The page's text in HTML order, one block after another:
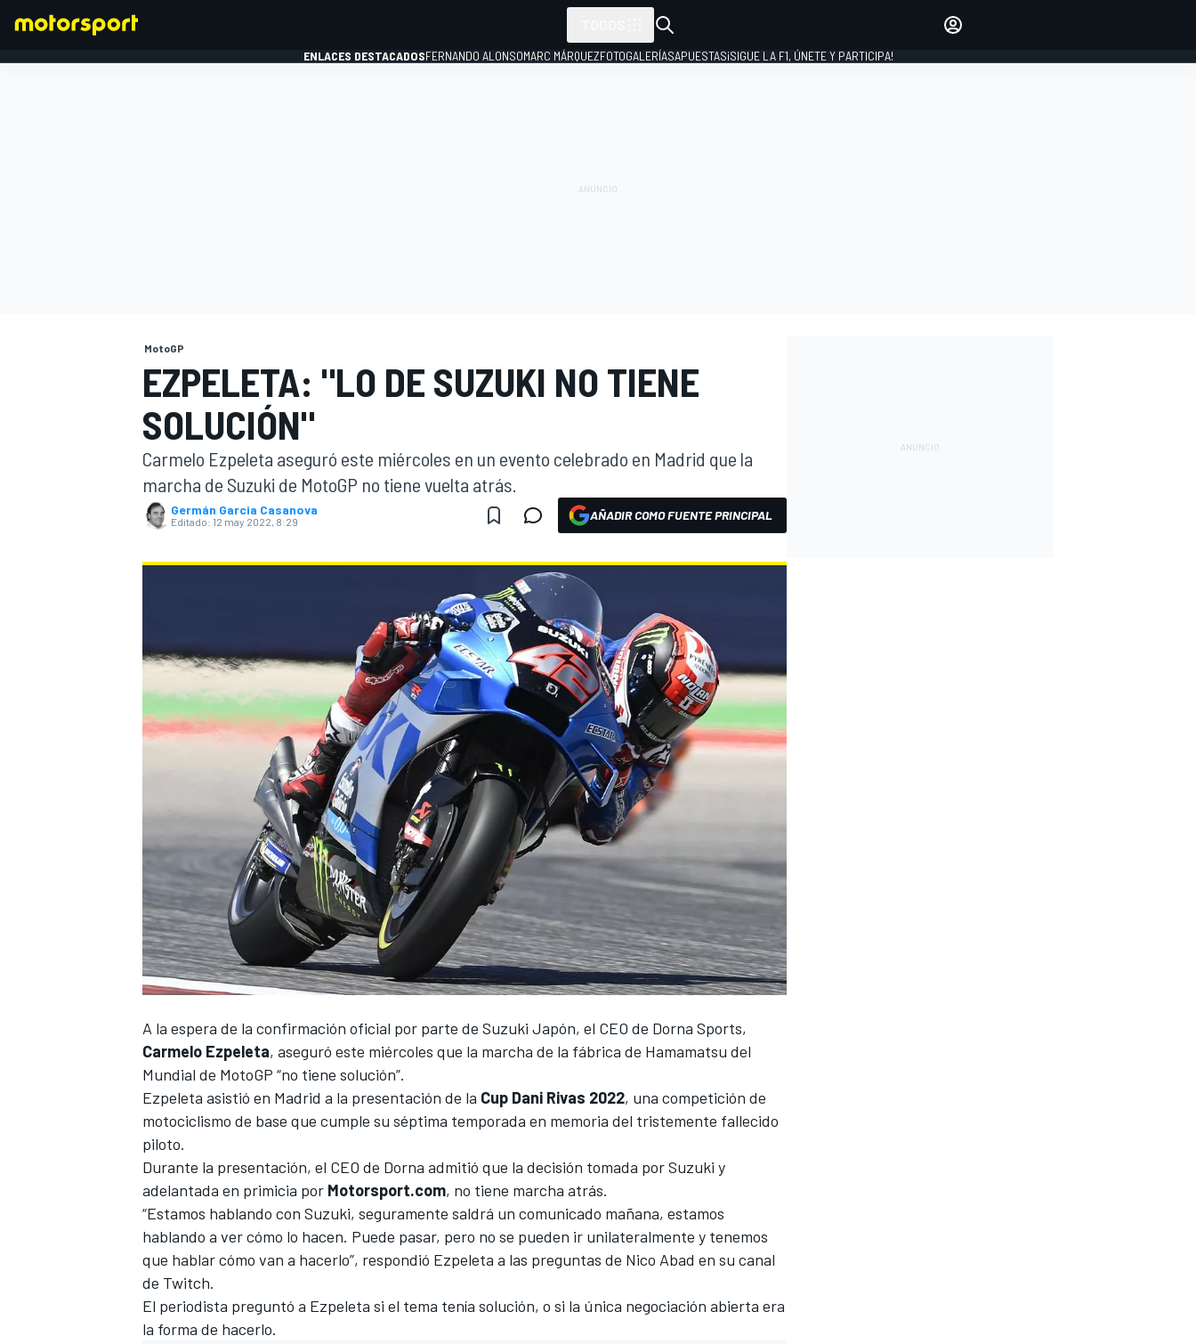
WEC FÓRMULA E
ENLACES DESTACADOSFERNANDO ALONSOMARC MÁRQUEZFOTOGALERÍASAPUESTAS¡SIGUE LA F1, ÚNETE Y PARTICIPA!
MotoGP
EZPELETA: "LO DE SUZUKI NO TIENE
SOLUCIÓN"
Carmelo Ezpeleta aseguró este miércoles en un evento celebrado en Madrid que la
marcha de Suzuki de MotoGP no tiene vuelta atrás.
Germán Garcia Casanova
Editado: 12 may 2022, 8:29 AÑADIR COMO FUENTE PRINCIPAL
A la espera de la confirmación oficial por parte de Suzuki Japón, el CEO de Dorna Sports,
Carmelo Ezpeleta, aseguró este miércoles que la marcha de la fábrica de Hamamatsu del
Mundial de MotoGP “no tiene solución”.
Ezpeleta asistió en Madrid a la presentación de la Cup Dani Rivas 2022, una competición de
motociclismo de base que cumple su séptima temporada en memoria del tristemente fallecido
piloto.
Durante la presentación, el CEO de Dorna admitió que la decisión tomada por Suzuki y
adelantada en primicia por Motorsport.com, no tiene marcha atrás.
“Estamos hablando con Suzuki, seguramente saldrá un comunicado mañana, estamos
hablando a ver cómo lo hacen. Puede pasar, pero no se pueden ir unilateralmente y tenemos
que hablar cómo van a hacerlo”, respondió Ezpeleta a las preguntas de Nico Abad en su canal
de Twitch.
El periodista preguntó a Ezpeleta si el tema tenía solución, o si la única negociación abierta era
la forma de hacerlo.